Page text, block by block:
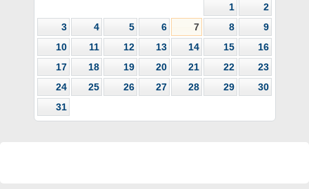
1
2
3
4 5 6 7 8
9
10
11 12 13 14 15
16
17
18 19 20 21 22
23
24
25 26 27 28 29
30
31